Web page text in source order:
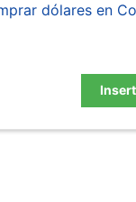
dólares en